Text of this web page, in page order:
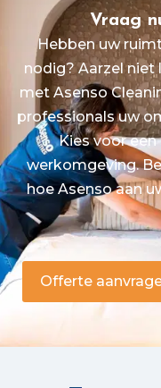
Vraag
Hebben uw
nodig? Aarzel niet
met Asenso
professionals uw
Kies voor
werkomgeving.
hoe Asenso aan
Offerte